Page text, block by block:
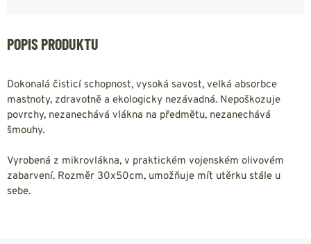
POPIS PRODUKTU
Dokonalá čisticí schopnost, vysoká savost, velká absorbce
mastnoty, zdravotně a ekologicky nezávadná. Nepoškozuje
povrchy, nezanechává vlákna na předmětu, nezanechává
šmouhy.
Vyrobená z mikrovlákna, v praktickém vojenském olivovém
zabarvení. Rozměr 30x50cm, umožňuje mít utěrku stále u
sebe.